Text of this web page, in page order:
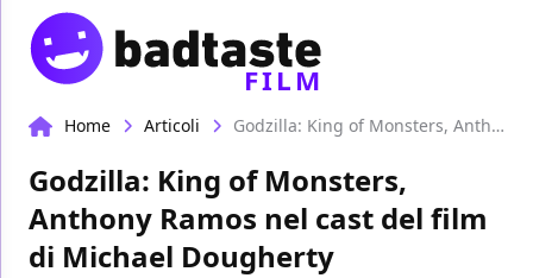
FILM
Home Articoli Godzilla: King of Monsters, Anthony Ramos nel cast del film di Michael Dougherty
Godzilla: King of Monsters,
Anthony Ramos nel cast del film
di Michael Dougherty